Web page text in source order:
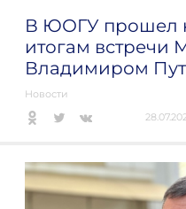
В ЮОГУ прошел
итогам встречи
Владимиром
Новости